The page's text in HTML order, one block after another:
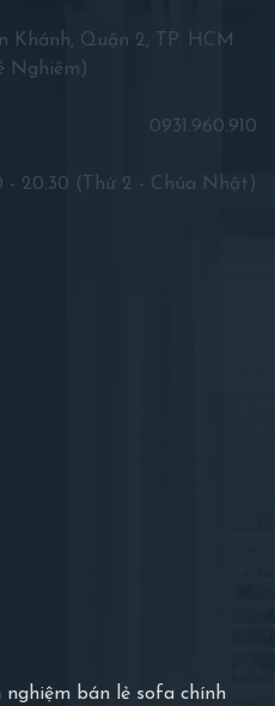
Khánh, Quận 2, TP. HCM
Nghiêm)
0931.960.910
- 20:30 (Thứ 2 - Chúa Nhật)
bán lẻ sofa chính